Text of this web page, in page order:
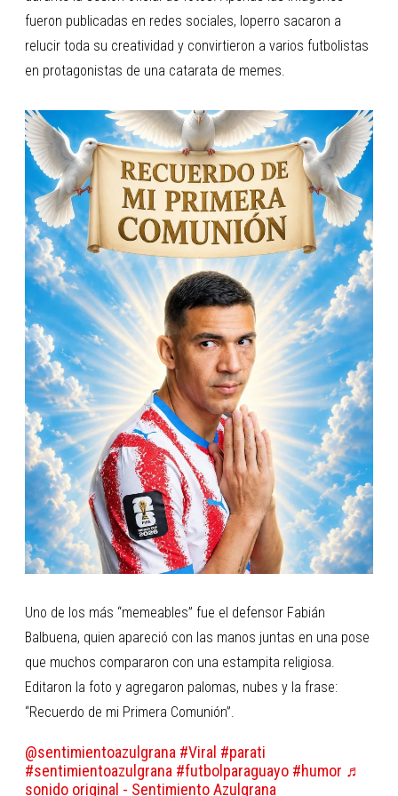
fueron publicadas en redes sociales, loperro sacaron a
relucir toda su creatividad y convirtieron a varios futbolistas
en protagonistas de una catarata de memes.
Uno de los más “memeables” fue el defensor Fabián
Balbuena, quien apareció con las manos juntas en una pose
que muchos compararon con una estampita religiosa.
Editaron la foto y agregaron palomas, nubes y la frase:
“Recuerdo de mi Primera Comunión”.
@sentimientoazulgrana #Viral #parati
#sentimientoazulgrana #futbolparaguayo #humor ♬
sonido original - Sentimiento Azulgrana